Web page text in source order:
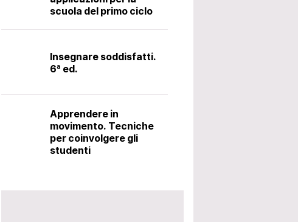
scuola del primo ciclo
Insegnare soddisfatti.
6ª ed.
Apprendere in
movimento. Tecniche
per coinvolgere gli
studenti